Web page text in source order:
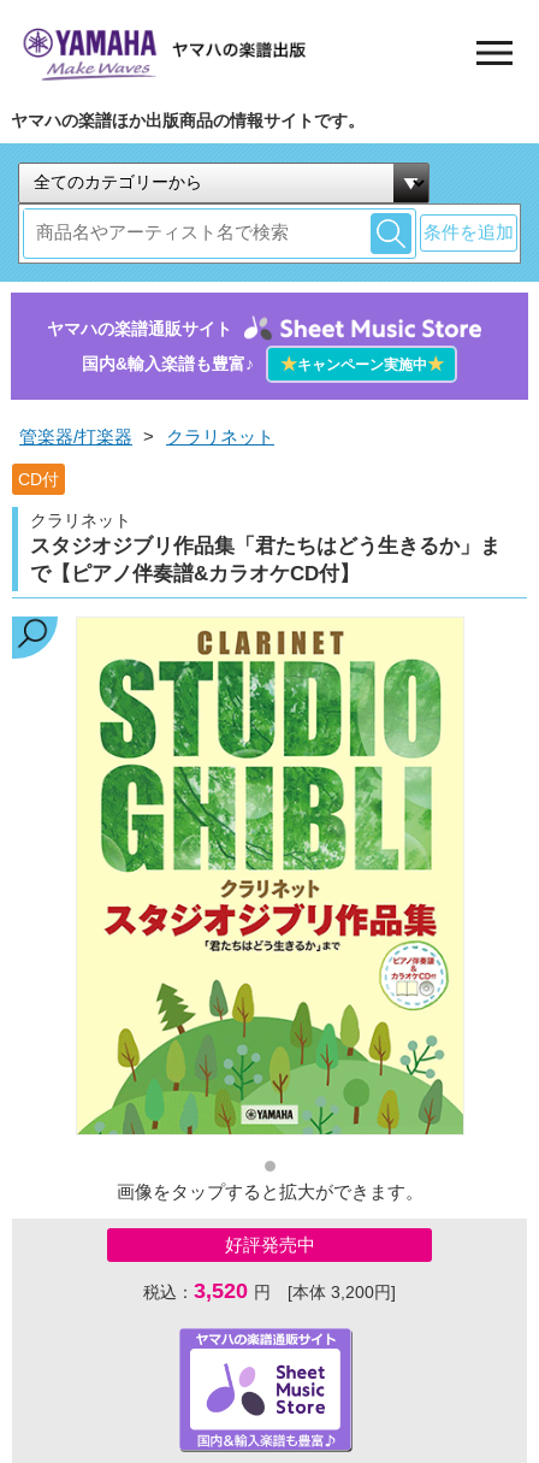
ヤマハの楽譜ほか出版商品の情報サイトです。
条件を追加
ヤマハの楽譜通販サイト
国内&輸入楽譜も豊富♪
★キャンペーン実施中★
管楽器/打楽器 > クラリネット
CD付
クラリネット
スタジオジブリ作品集「君たちはどう生きるか」ま
で【ピアノ伴奏譜&カラオケCD付】
画像をタップすると拡大ができます。
好評発売中
税込： 3,520 円 [本体 3,200円]